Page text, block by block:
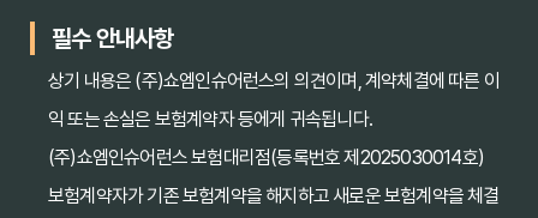
필수 안내사항
상기 내용은 (주)쇼엠인슈어런스의 의견이며, 계약체결에 따른 이
익 또는 손실은 보험계약자 등에게 귀속됩니다.
(주)쇼엠인슈어런스 보험대리점(등록번호 제2025030014호)
보험계약자가 기존 보험계약을 해지하고 새로운 보험계약을 체결